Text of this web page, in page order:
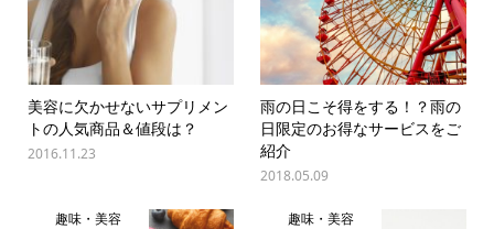
美容に欠かせないサプリメン
トの人気商品＆値段は？
2016.11.23
雨の日こそ得をする！？雨の
日限定のお得なサービスをご
紹介
2018.05.09
趣味・美容 趣味・美容